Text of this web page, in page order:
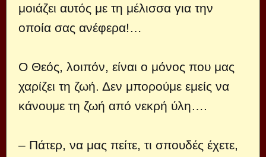
μοιάζει αυτός με τη μέλισσα για την
οποία σας ανέφερα!…
Ο Θεός, λοιπόν, είναι ο μόνος που μας
χαρίζει τη ζωή. Δεν μπορούμε εμείς να
κάνουμε τη ζωή από νεκρή ύλη….
– Πάτερ, να μας πείτε, τι σπουδές έχετε,